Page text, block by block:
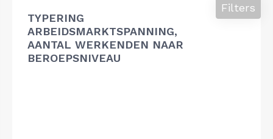
TYPERING
ARBEIDSMARKTSPANNING,
AANTAL WERKENDEN NAAR
BEROEPSNIVEAU
Filters